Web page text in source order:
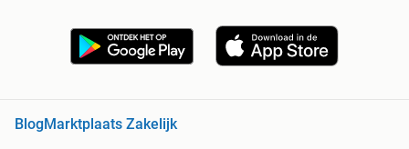
Blog Marktplaats Zakelijk